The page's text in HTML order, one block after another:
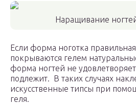
Наращивание
Если форма ноготка
покрываются гелем
форма ногтей не
подлежит. В таких случаях
искусственные типсы при
геля.